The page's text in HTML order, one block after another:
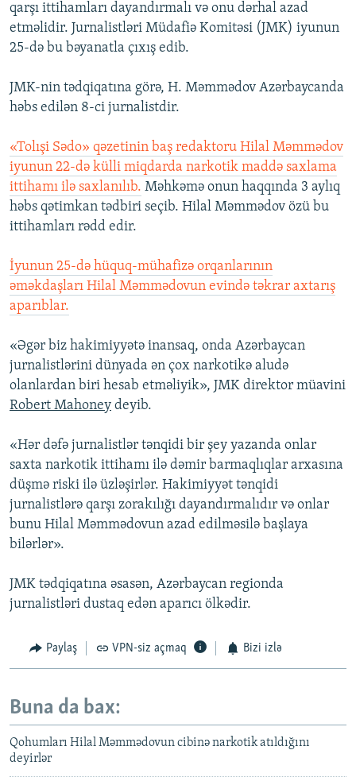
qarşı ittihamları dayandırmalı və onu dərhal azad
etməlidir. Jurnalistləri Müdafiə Komitəsi (JMK) iyunun
25-də bu bəyanatla çıxış edib.
JMK-nin tədqiqatına görə, H. Məmmədov Azərbaycanda
həbs edilən 8-ci jurnalistdir.
«Tolışi Sədo» qəzetinin baş redaktoru Hilal Məmmədov
iyunun 22-də külli miqdarda narkotik maddə saxlama
ittihamı ilə saxlanılıb. Məhkəmə onun haqqında 3 aylıq
həbs qətimkan tədbiri seçib. Hilal Məmmədov özü bu
ittihamları rədd edir.
İyunun 25-də hüquq-mühafizə orqanlarının
əməkdaşları Hilal Məmmədovun evində təkrar axtarış
aparıblar.
«Əgər biz hakimiyyətə inansaq, onda Azərbaycan
jurnalistlərini dünyada ən çox narkotikə aludə
olanlardan biri hesab etməliyik», JMK direktor müavini
Robert Mahoney deyib.
«Hər dəfə jurnalistlər tənqidi bir şey yazanda onlar
saxta narkotik ittihamı ilə dəmir barmaqlıqlar arxasına
düşmə riski ilə üzləşirlər. Hakimiyyət tənqidi
jurnalistlərə qarşı zorakılığı dayandırmalıdır və onlar
bunu Hilal Məmmədovun azad edilməsilə başlaya
bilərlər».
JMK tədqiqatına əsasən, Azərbaycan regionda
jurnalistləri dustaq edən aparıcı ölkədir.
Paylaş VPN-siz açmaq Bizi izlə
Buna da bax:
Qohumları Hilal Məmmədovun cibinə narkotik atıldığını
deyirlər